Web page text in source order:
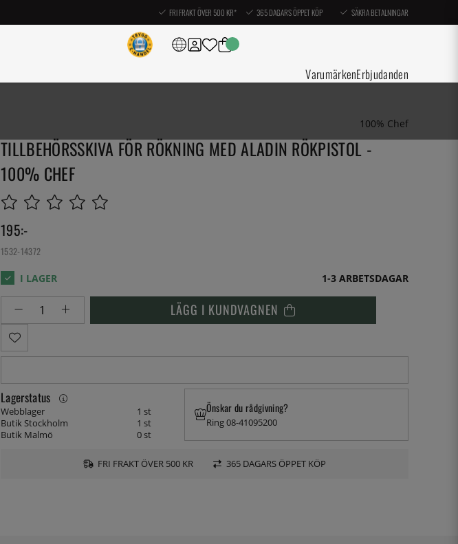
FRI FRAKT ÖVER 500 KR* 365 DAGARS ÖPPET KÖP SÄKRA BETALNINGAR
VarumärkenErbjudanden
100% Chef
TILLBEHÖRSSKIVA FÖR RÖKNING MED ALADIN RÖKPISTOL -
100% CHEF
195:-
1532-14372
1-3 ARBETSDAGAR
LÄGG I KUNDVAGNEN
Lagerstatus
Webblager
1 st
Butik Stockholm
1 st
Butik Malmö
0 st
Önskar du rådgivning?
Ring 08-41095200
FRI FRAKT ÖVER 500 KR 365 DAGARS ÖPPET KÖP